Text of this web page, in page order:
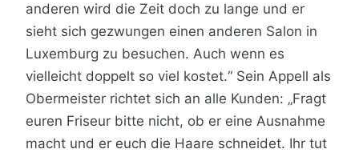
anderen wird die Zeit doch zu lange und er
sieht sich gezwungen einen anderen Salon in
Luxemburg zu besuchen. Auch wenn es
vielleicht doppelt so viel kostet.“ Sein Appell als
Obermeister richtet sich an alle Kunden: „Fragt
euren Friseur bitte nicht, ob er eine Ausnahme
macht und er euch die Haare schneidet. Ihr tut